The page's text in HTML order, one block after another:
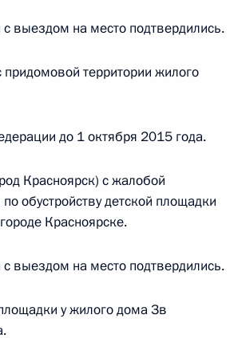
Президента
Президента
выездом на место подтвердились.
территории жилого
до 1 октября 2015 года.
Красноярск) с жалобой
обустройству детской площадки
Красноярске.
выездом на место подтвердились.
у жилого дома Зв